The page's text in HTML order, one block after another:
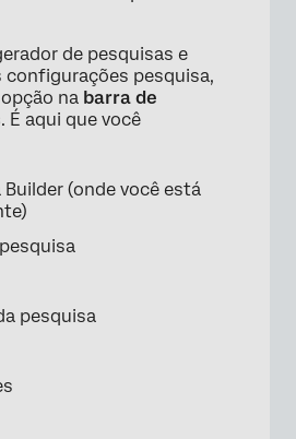
de pesquisas e
configurações pesquisa,
na barra de
. É aqui que você
Builder (onde você está
pesquisa